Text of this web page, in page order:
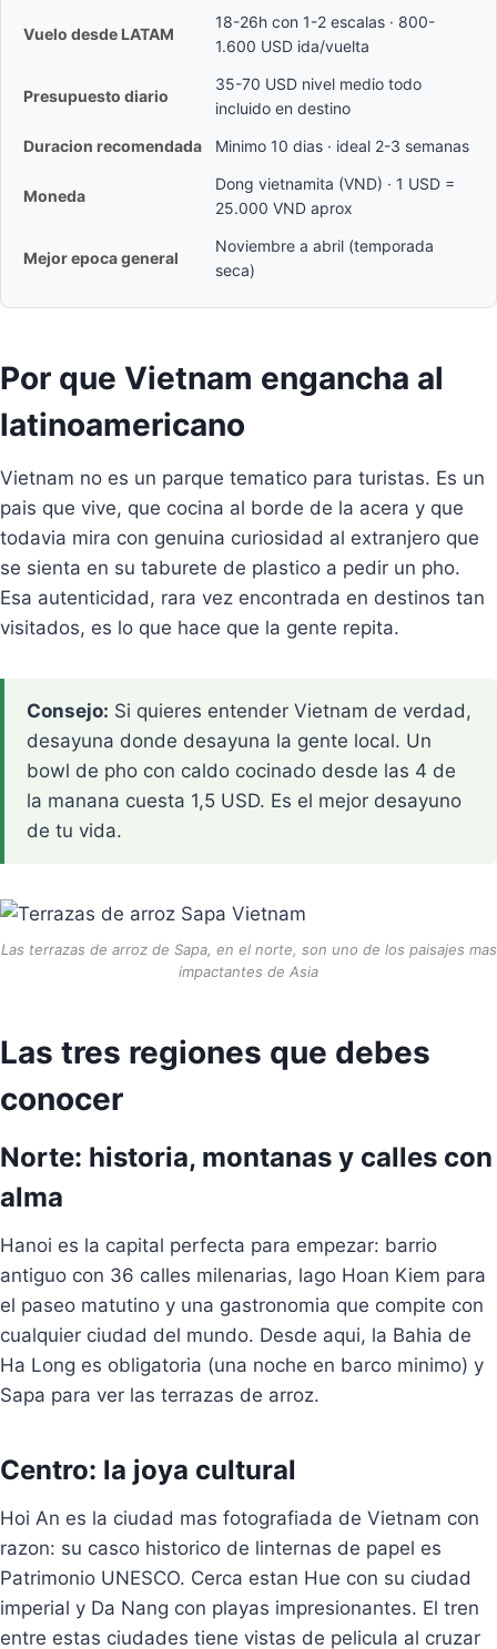
Vuelo desde LATAM
18-26h con 1-2 escalas · 800-
1.600 USD ida/vuelta
Presupuesto diario
35-70 USD nivel medio todo
incluido en destino
Duracion recomendada
Minimo 10 dias · ideal 2-3 semanas
Moneda
Dong vietnamita (VND) · 1 USD =
25.000 VND aprox
Mejor epoca general
Noviembre a abril (temporada
seca)
Por que Vietnam engancha al
latinoamericano
Vietnam no es un parque tematico para turistas. Es un
pais que vive, que cocina al borde de la acera y que
todavia mira con genuina curiosidad al extranjero que
se sienta en su taburete de plastico a pedir un pho.
Esa autenticidad, rara vez encontrada en destinos tan
visitados, es lo que hace que la gente repita.
Consejo: Si quieres entender Vietnam de verdad,
desayuna donde desayuna la gente local. Un
bowl de pho con caldo cocinado desde las 4 de
la manana cuesta 1,5 USD. Es el mejor desayuno
de tu vida.
Las terrazas de arroz de Sapa, en el norte, son uno de los paisajes mas
impactantes de Asia
Las tres regiones que debes
conocer
Norte: historia, montanas y calles con
alma
Hanoi es la capital perfecta para empezar: barrio
antiguo con 36 calles milenarias, lago Hoan Kiem para
el paseo matutino y una gastronomia que compite con
cualquier ciudad del mundo. Desde aqui, la Bahia de
Ha Long es obligatoria (una noche en barco minimo) y
Sapa para ver las terrazas de arroz.
Centro: la joya cultural
Hoi An es la ciudad mas fotografiada de Vietnam con
razon: su casco historico de linternas de papel es
Patrimonio UNESCO. Cerca estan Hue con su ciudad
imperial y Da Nang con playas impresionantes. El tren
entre estas ciudades tiene vistas de pelicula al cruzar